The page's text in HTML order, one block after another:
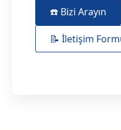
☎️ Bizi Arayın
📝 İletişim